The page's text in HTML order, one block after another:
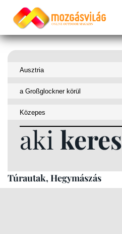
aki keres
Túrautak, Hegymászás